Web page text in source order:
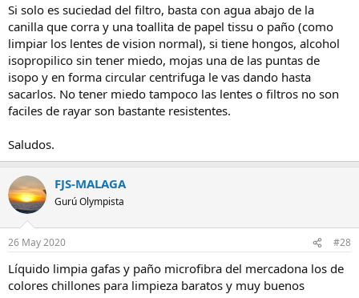
Si solo es suciedad del filtro, basta con agua abajo de la
canilla que corra y una toallita de papel tissu o paño (como
limpiar los lentes de vision normal), si tiene hongos, alcohol
isopropilico sin tener miedo, mojas una de las puntas de
isopo y en forma circular centrifuga le vas dando hasta
sacarlos. No tener miedo tampoco las lentes o filtros no son
faciles de rayar son bastante resistentes.
Saludos.
FJS-MALAGA
Gurú Olympista
26 May 2020 #28
Líquido limpia gafas y paño microfibra del mercadona los de
colores chillones para limpieza baratos y muy buenos